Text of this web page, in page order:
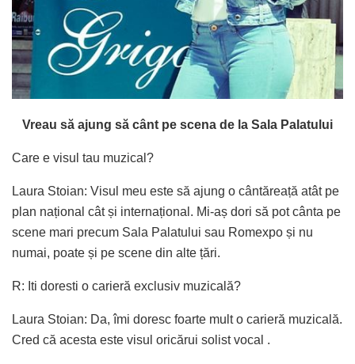
Vreau să ajung să cânt pe scena de la Sala Palatului
Care e visul tau muzical?
Laura Stoian: Visul meu este să ajung o cântăreață atât pe
plan național cât și internațional. Mi-aș dori să pot cânta pe
scene mari precum Sala Palatului sau Romexpo și nu
numai, poate și pe scene din alte țări.
R: Iti doresti o carieră exclusiv muzicală?
Laura Stoian: Da, îmi doresc foarte mult o carieră muzicală.
Cred că acesta este visul oricărui solist vocal .